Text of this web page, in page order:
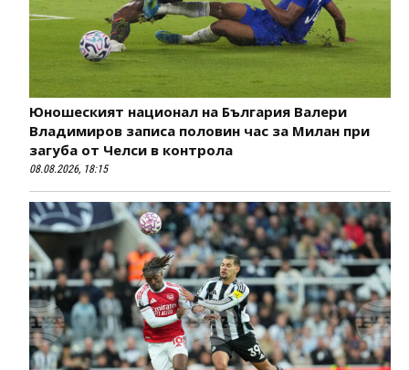
Юношеският национал на България Валери
Владимиров записа половин час за Милан при
загуба от Челси в контрола
08.08.2026, 18:15